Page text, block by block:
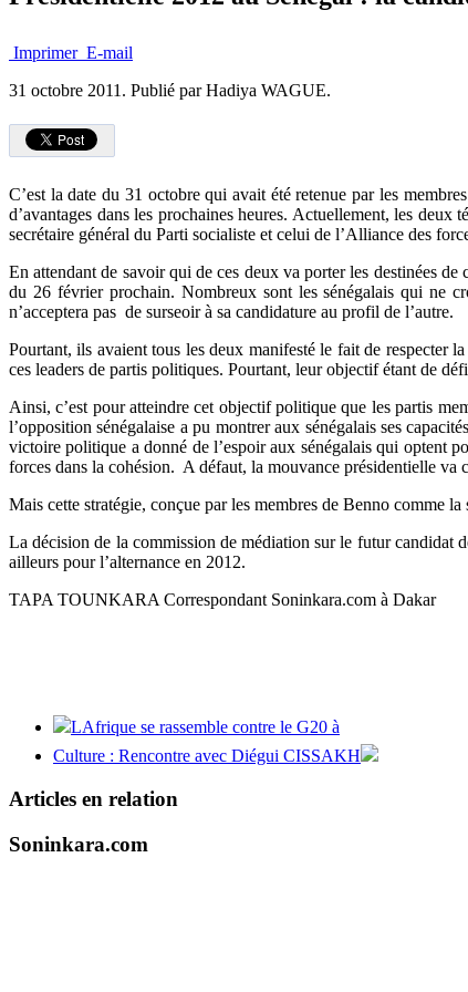
Imprimer E-mail
31 octobre 2011. Publié par Hadiya WAGUE.
C’est la date du 31 octobre qui avait été retenue par les
d’avantages dans les prochaines heures. Actuellement, les
secrétaire général du Parti socialiste et celui de l’Alliance des
En attendant de savoir qui de ces deux va porter les destinées
du 26 février prochain. Nombreux sont les sénégalais qui ne
n’acceptera pas de surseoir à sa candidature au profil de l’autre.
Pourtant, ils avaient tous les deux manifesté le fait de respecter
ces leaders de partis politiques. Pourtant, leur objectif étant de
Ainsi, c’est pour atteindre cet objectif politique que les partis
l’opposition sénégalaise a pu montrer aux sénégalais ses
victoire politique a donné de l’espoir aux sénégalais qui optent
forces dans la cohésion. A défaut, la mouvance présidentielle va
Mais cette stratégie, conçue par les membres de Benno comme
La décision de la commission de médiation sur le futur candidat
ailleurs pour l’alternance en 2012.
TAPA TOUNKARA Correspondant Soninkara.com à Dakar
LAfrique se rassemble contre le G20 à
Culture : Rencontre avec Diégui CISSAKH
Articles en relation
Soninkara.com